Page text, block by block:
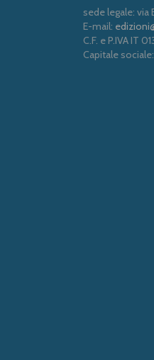
sede legale: via
E-mail:
C.F. e P.IVA IT
Capitale